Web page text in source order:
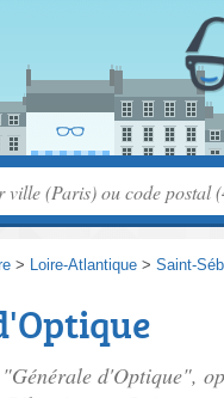
> Loire-Atlantique > Saint-
"Générale d'Optique",